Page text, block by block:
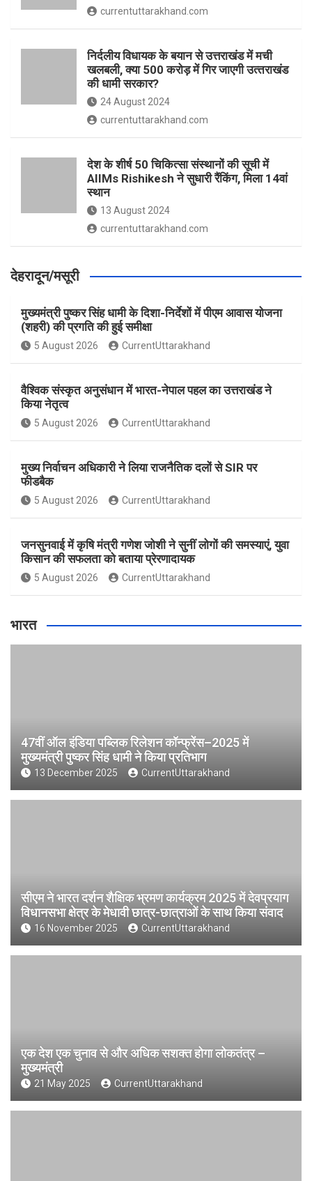
currentuttarakhand.com
निर्दलीय विधायक के बयान से उत्तराखंड में मची
खलबली, क्‍या 500 करोड़ में गिर जाएगी उत्‍तराखंड
की धामी सरकार?
24 August 2024
currentuttarakhand.com
देश के शीर्ष 50 चिकित्सा संस्थानों की सूची में
AIIMs Rishikesh ने सुधारी रैंकिंग, मिला 14वां
स्थान
13 August 2024
currentuttarakhand.com
देहरादून/मसूरी
मुख्यमंत्री पुष्कर सिंह धामी के दिशा-निर्देशों में पीएम आवास योजना
(शहरी) की प्रगति की हुई समीक्षा
5 August 2026 CurrentUttarakhand
वैश्विक संस्कृत अनुसंधान में भारत-नेपाल पहल का उत्तराखंड ने
किया नेतृत्व
5 August 2026 CurrentUttarakhand
मुख्य निर्वाचन अधिकारी ने लिया राजनैतिक दलों से SIR पर
फीडबैक
5 August 2026 CurrentUttarakhand
जनसुनवाई में कृषि मंत्री गणेश जोशी ने सुनीं लोगों की समस्याएं, युवा
किसान की सफलता को बताया प्रेरणादायक
5 August 2026 CurrentUttarakhand
भारत
47वीं ऑल इंडिया पब्लिक रिलेशन कॉन्फ्रेंस–2025 में
मुख्यमंत्री पुष्कर सिंह धामी ने किया प्रतिभाग
13 December 2025 CurrentUttarakhand
सीएम ने भारत दर्शन शैक्षिक भ्रमण कार्यक्रम 2025 में देवप्रयाग
विधानसभा क्षेत्र के मेधावी छात्र-छात्राओं के साथ किया संवाद
16 November 2025 CurrentUttarakhand
एक देश एक चुनाव से और अधिक सशक्त होगा लोकतंत्र –
मुख्यमंत्री
21 May 2025 CurrentUttarakhand